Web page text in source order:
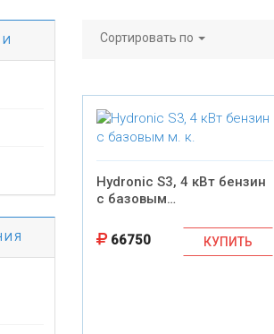
Сортировать по
Hydronic S3, 4 кВт бензин
с базовым…
66750 КУПИТЬ